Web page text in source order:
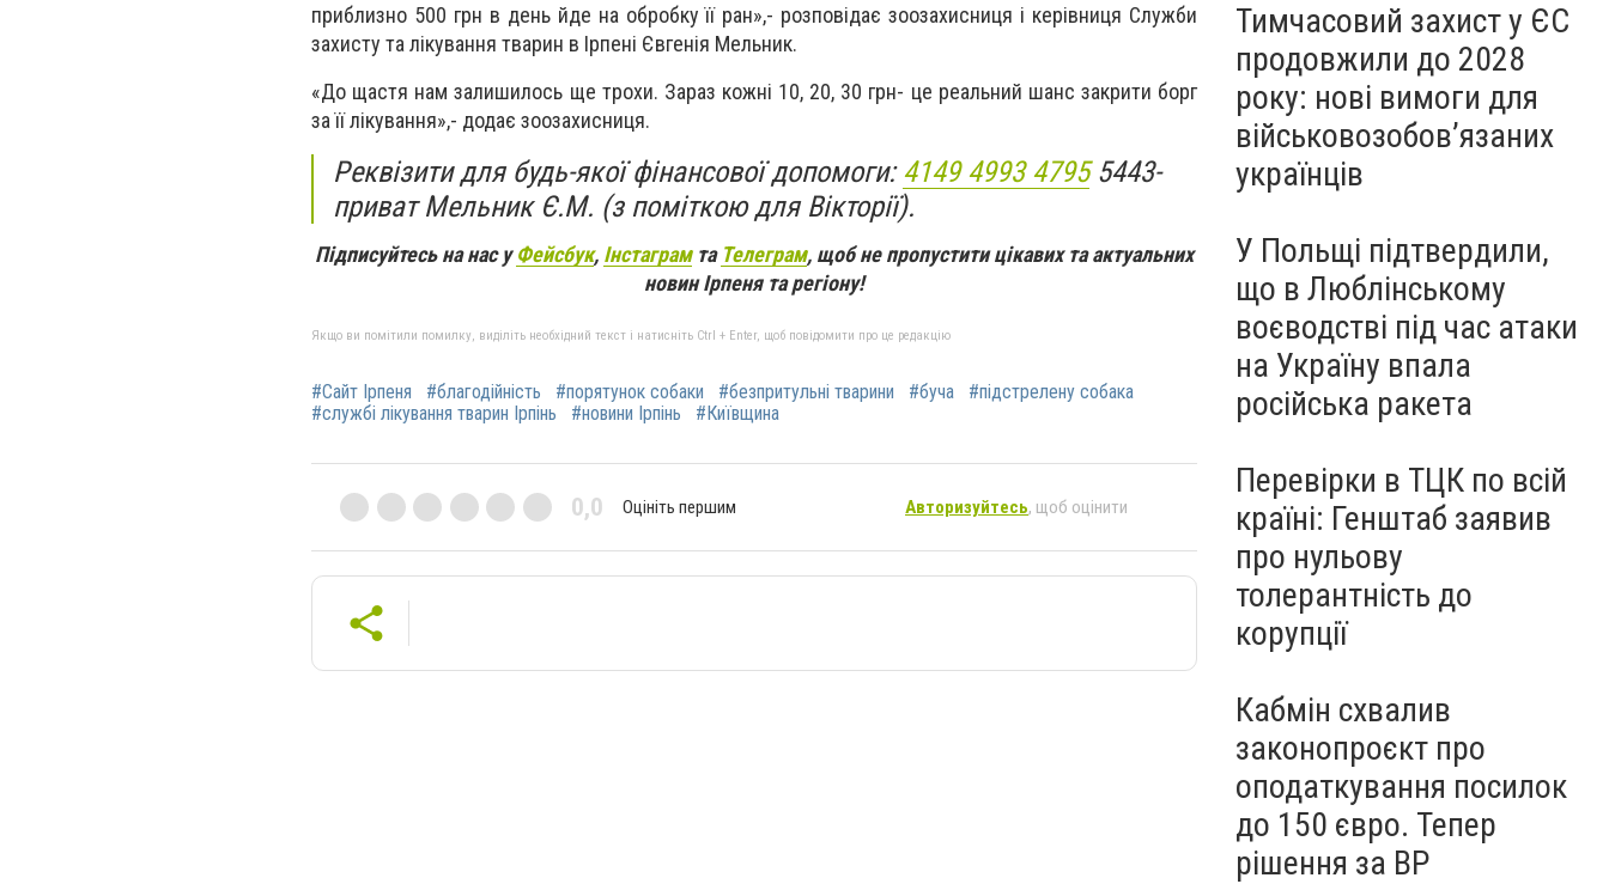
приблизно 500 грн в день йде на обробку її ран»,- розповідає зоозахисниця і керівниця Служби
захисту та лікування тварин в Ірпені Євгенія Мельник.
«До щастя нам залишилось ще трохи. Зараз кожні 10, 20, 30 грн- це реальний шанс закрити борг
за її лікування»,- додає зоозахисниця.
Реквізити для будь-якої фінансової допомоги:4149 4993 47955443-
приват Мельник Є.М. (з поміткою для Вікторії).
Підписуйтесь на нас уФейсбук, Інстаграмта Телеграм, щоб не пропустити цікавих та актуальних
новин Ірпеня та регіону!
Якщо ви помітили помилку, виділіть необхідний текст і натисніть Ctrl + Enter, щоб повідомити про це редакцію
#Сайт Ірпеня #благодійність #порятунок собаки #безпритульні тварини #буча
#підстрелену собака
#службі лікування тварин Ірпінь
#новини Ірпінь #Київщина
0,0 Оцініть першим Авторизуйтесь, щоб оцінити
Тимчасовий захист у ЄС
продовжили до 2028
року: нові вимоги для
військовозобов’язаних
українців
У Польщі підтвердили,
що в Люблінському
воєводстві під час атаки
на Україну впала
російська ракета
Перевірки в ТЦК по всій
країні: Генштаб заявив
про нульову
толерантність до
корупції
Кабмін схвалив
законопроєкт про
оподаткування посилок
до 150 євро. Тепер
рішення за ВР